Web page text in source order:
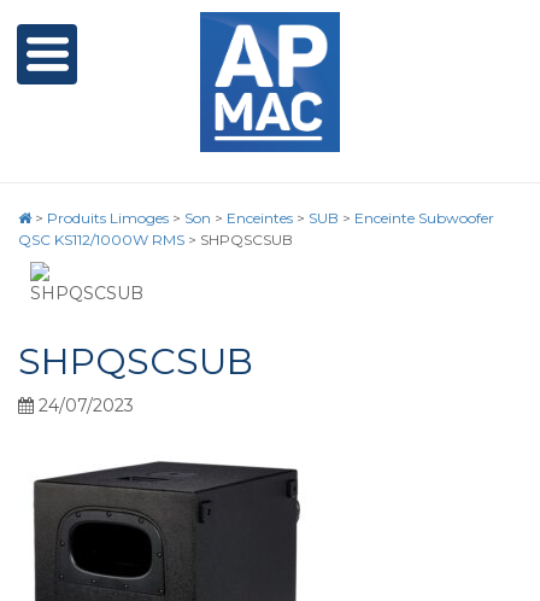
> Produits Limoges > Son > Enceintes > SUB > Enceinte Subwoofer
QSC KS112/1000W RMS > SHPQSCSUB
SHPQSCSUB
24/07/2023